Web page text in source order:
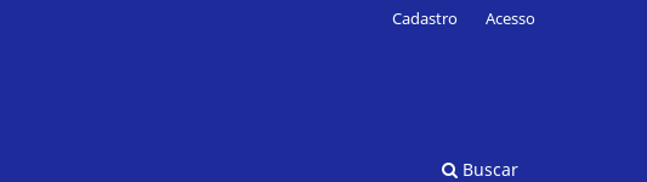
Buscar
Cadastro Acesso